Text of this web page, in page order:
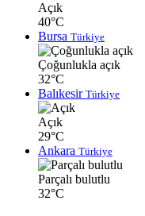
Açık
40°C
Bursa Türkiye
Çoğunlukla açık
32°C
Balıkesir Türkiye
Açık
29°C
Ankara Türkiye
Parçalı bulutlu
32°C